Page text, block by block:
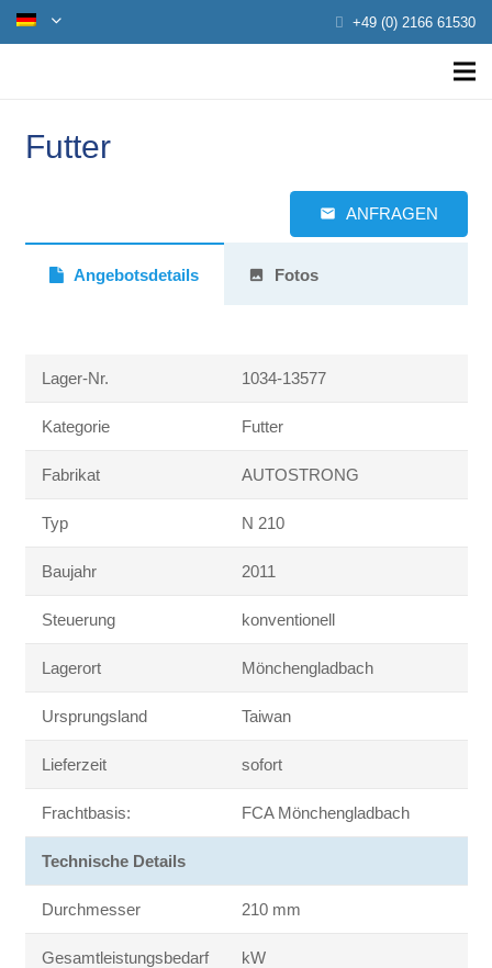
+49 (0) 2166 61530
Futter
email ANFRAGEN
Angebotsdetails photo Fotos
Lager-Nr. 1034-13577
Kategorie Futter
Fabrikat AUTOSTRONG
Typ N 210
Baujahr 2011
Steuerung konventionell
Lagerort Mönchengladbach
Ursprungsland Taiwan
Lieferzeit sofort
Frachtbasis: FCA Mönchengladbach
Technische Details
Durchmesser 210 mm
Gesamtleistungsbedarf kW